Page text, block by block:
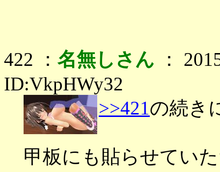
422 ： 名無しさん ：
ID:VkpHWy32
>>421の続き
甲板にも貼らせてい